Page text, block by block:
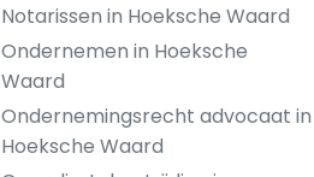
Notarissen in Hoeksche Waard
Ondernemen in Hoeksche
Waard
Ondernemingsrecht advocaat in
Hoeksche Waard